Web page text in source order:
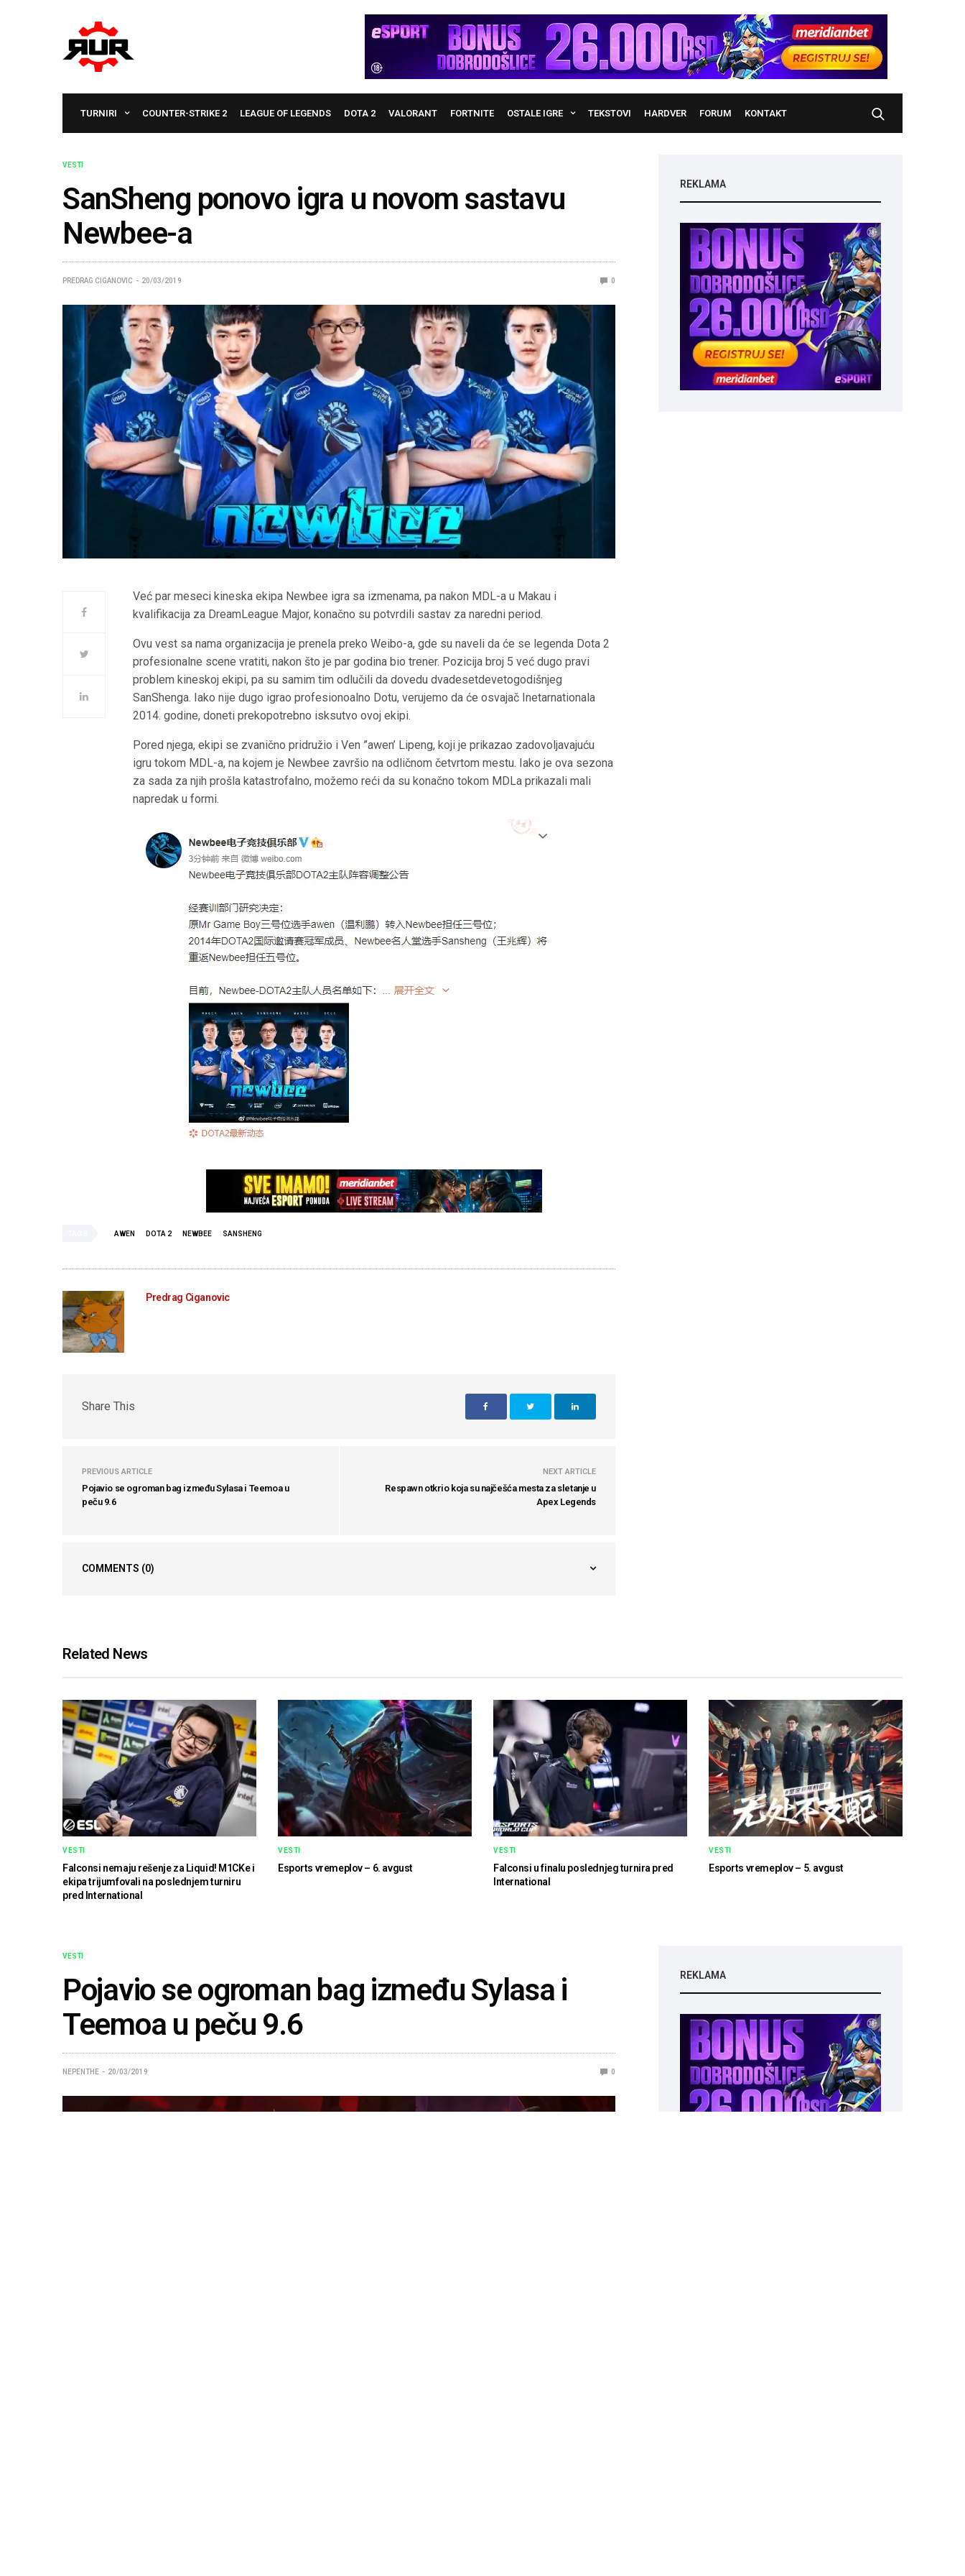
TURNIRI COUNTER-STRIKE 2 LEAGUE OF LEGENDS DOTA 2 VALORANT FORTNITE OSTALE IGRE TEKSTOVI HARDVER FORUM KONTAKT
VESTI
SanSheng ponovo igra u novom sastavu
Newbee-a
PREDRAG CIGANOVIC 20/03/2019 0
Već par meseci kineska ekipa Newbee igra sa izmenama, pa nakon MDL-a u Makau i
kvalifikacija za DreamLeague Major, konačno su potvrdili sastav za naredni period.
Ovu vest sa nama organizacija je prenela preko Weibo-a, gde su naveli da će se legenda Dota 2
profesionalne scene vratiti, nakon što je par godina bio trener. Pozicija broj 5 već dugo pravi
problem kineskoj ekipi, pa su samim tim odlučili da dovedu dvadesetdevetogodišnjeg
SanShenga. Iako nije dugo igrao profesionoalno Dotu, verujemo da će osvajač Inetarnationala
2014. godine, doneti prekopotrebno isksutvo ovoj ekipi.
Pored njega, ekipi se zvanično pridružio i Ven ”awen’ Lipeng, koji je prikazao zadovoljavajuću
igru tokom MDL-a, na kojem je Newbee završio na odličnom četvrtom mestu. Iako je ova sezona
za sada za njih prošla katastrofalno, možemo reći da su konačno tokom MDLa prikazali mali
napredak u formi.
AWEN DOTA 2 NEWBEE SANSHENG
Predrag Ciganovic
Share This
PREVIOUS ARTICLE
Pojavio se ogroman bag između Sylasa i Teemoa u
peču 9.6
NEXT ARTICLE
Respawn otkrio koja su najčešća mesta za sletanje u
Apex Legends
COMMENTS (0)
REKLAMA
Related News
VESTI
Falconsi nemaju rešenje za Liquid! M1CKe i
ekipa trijumfovali na poslednjem turniru
pred International
VESTI
Esports vremeplov – 6. avgust
VESTI
Falconsi u finalu poslednjeg turnira pred
International
VESTI
Esports vremeplov – 5. avgust
VESTI
Pojavio se ogroman bag između Sylasa i
Teemoa u peču 9.6
NEPENTHE 20/03/2019 0
REKLAMA